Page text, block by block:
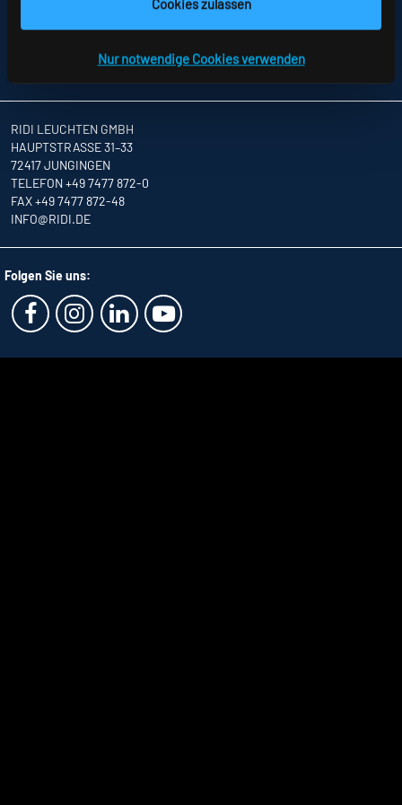
Cookies zulassen
Nur notwendige Cookies verwenden
RIDI LEUCHTEN GMBH
HAUPTSTRASSE 31–33
72417 JUNGINGEN
TELEFON +49 7477 872-0
FAX +49 7477 872-48
INFO@RIDI.DE
Folgen Sie uns: